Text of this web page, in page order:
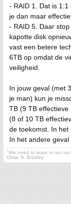
- RAID 1. Dat is
je dan maar
- RAID 5. Daar
kapotte disk
vast een betere
6TB op omdat de
veiligheid.
In jouw geval (met
je man) kun je
TB (9 TB
(8 of 10 TB
de toekomst. In het
In het andere geval
"We need to learn to set
Omar N. Bradley